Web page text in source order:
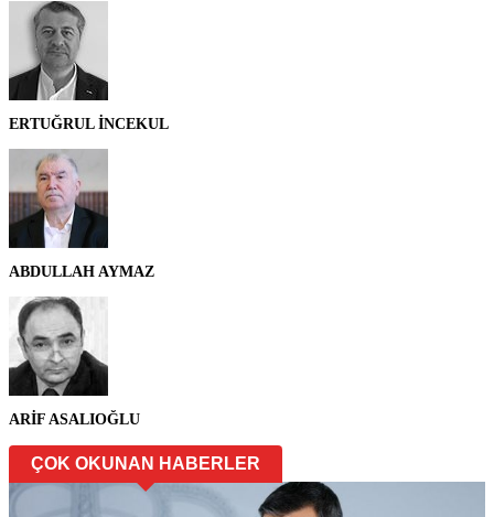
ERTUĞRUL İNCEKUL
ABDULLAH AYMAZ
ARİF ASALIOĞLU
ÇOK OKUNAN HABERLER